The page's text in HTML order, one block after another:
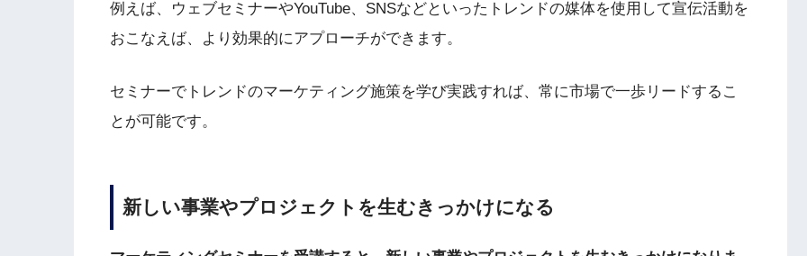
例えば、ウェブセミナーやYouTube、SNSなどといったトレンドの媒体を使用して宣伝活動を
おこなえば、より効果的にアプローチができます。
セミナーでトレンドのマーケティング施策を学び実践すれば、常に市場で一歩リードするこ
とが可能です。
新しい事業やプロジェクトを生むきっかけになる